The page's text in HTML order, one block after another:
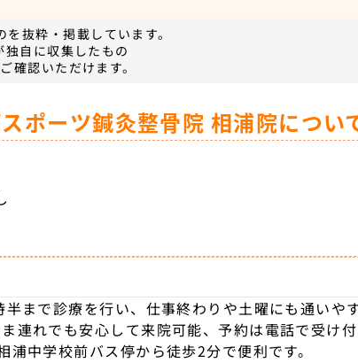
抜粋・掲載しています。
自に収集したもの
確認いただけます。
ポーツ鍼灸整骨院 相浦院につい
まで診療を行い、仕事終わりや土曜にも通いやす
連れでも安心して来院可能、予約は電話で受け付
中学校前バス停から徒歩2分で便利です。